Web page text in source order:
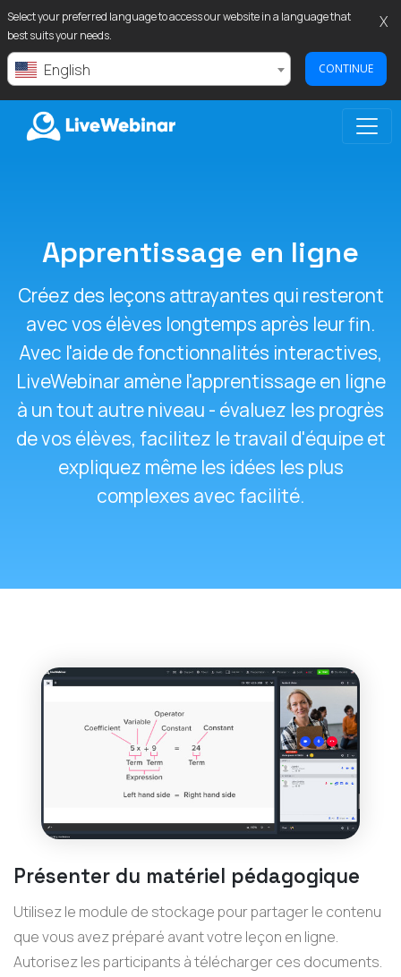
Select your preferred language to access our website in a language that
best suits your needs.
English CONTINUE
X
Apprentissage en ligne
Créez des leçons attrayantes qui resteront
avec vos élèves longtemps après leur fin.
Avec l'aide de fonctionnalités interactives,
LiveWebinar amène l'apprentissage en ligne
à un tout autre niveau - évaluez les progrès
de vos élèves, facilitez le travail d'équipe et
expliquez même les idées les plus
complexes avec facilité.
Présenter du matériel pédagogique
Utilisez le module de stockage pour partager le contenu
que vous avez préparé avant votre leçon en ligne.
Autorisez les participants à télécharger ces documents.